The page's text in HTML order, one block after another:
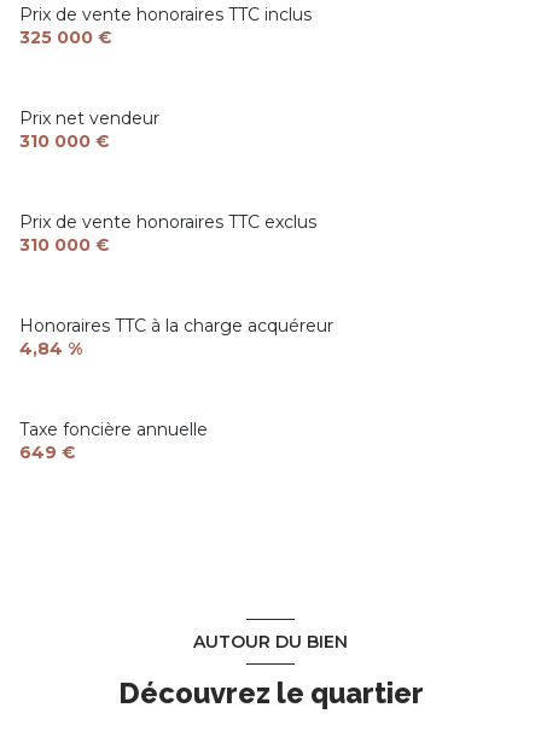
chambre
chambre
salle de bain
Prix de vente honoraires TTC inclus
325 000 €
Prix net vendeur
310 000 €
Prix de vente honoraires TTC exclus
310 000 €
Honoraires TTC à la charge acquéreur
4,84 %
Taxe foncière annuelle
649 €
AUTOUR DU BIEN
Découvrez le quartier